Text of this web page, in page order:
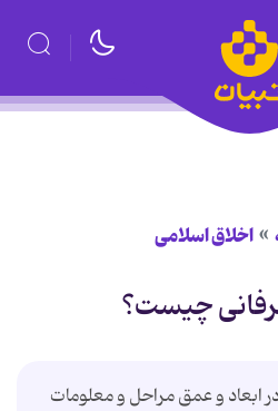
اخلاق اسلامی
چیست؟
ابعاد و عمق مراحل و معلومات